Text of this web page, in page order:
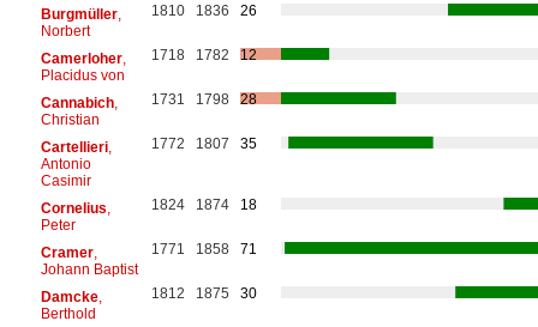
Burgmüller,
Norbert
1810 1836 26
Camerloher,
Placidus von
1718 1782 12
Cannabich,
Christian
1731 1798 28
Cartellieri,
Antonio
Casimir
1772 1807 35
Cornelius
Peter
1824 1874 18
Cramer,
Johann Baptist
1771 1858 71
Damcke,
Berthold
1812 1875 30